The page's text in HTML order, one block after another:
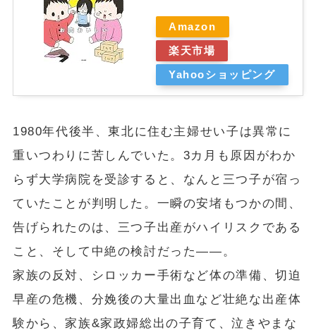
Amazon
楽天市場
Yahooショッピング
1980年代後半、東北に住む主婦せい子は異常に
重いつわりに苦しんでいた。3カ月も原因がわか
らず大学病院を受診すると、なんと三つ子が宿っ
ていたことが判明した。一瞬の安堵もつかの間、
告げられたのは、三つ子出産がハイリスクである
こと、そして中絶の検討だった――。
家族の反対、シロッカー手術など体の準備、切迫
早産の危機、分娩後の大量出血など壮絶な出産体
験から、家族&家政婦総出の子育て、泣きやまな